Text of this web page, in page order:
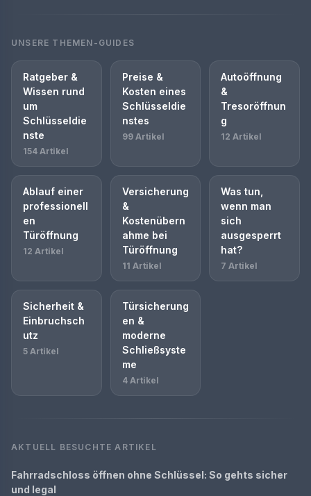
UNSERE THEMEN-GUIDES
Ratgeber &
Wissen rund
um
Schlüsseldie
nste
154 Artikel
Preise &
Kosten eines
Schlüsseldie
nstes
99 Artikel
Autoöffnung
&
Tresoröffnun
g
12 Artikel
Ablauf einer
professionell
en
Türöffnung
12 Artikel
Versicherung
&
Kostenübern
ahme bei
Türöffnung
11 Artikel
Was tun,
wenn man
sich
ausgesperrt
hat?
7 Artikel
Sicherheit &
Einbruchsch
utz
5 Artikel
Türsicherung
en &
moderne
Schließsyste
me
4 Artikel
AKTUELL BESUCHTE ARTIKEL
Fahrradschloss öffnen ohne Schlüssel: So gehts sicher
und legal